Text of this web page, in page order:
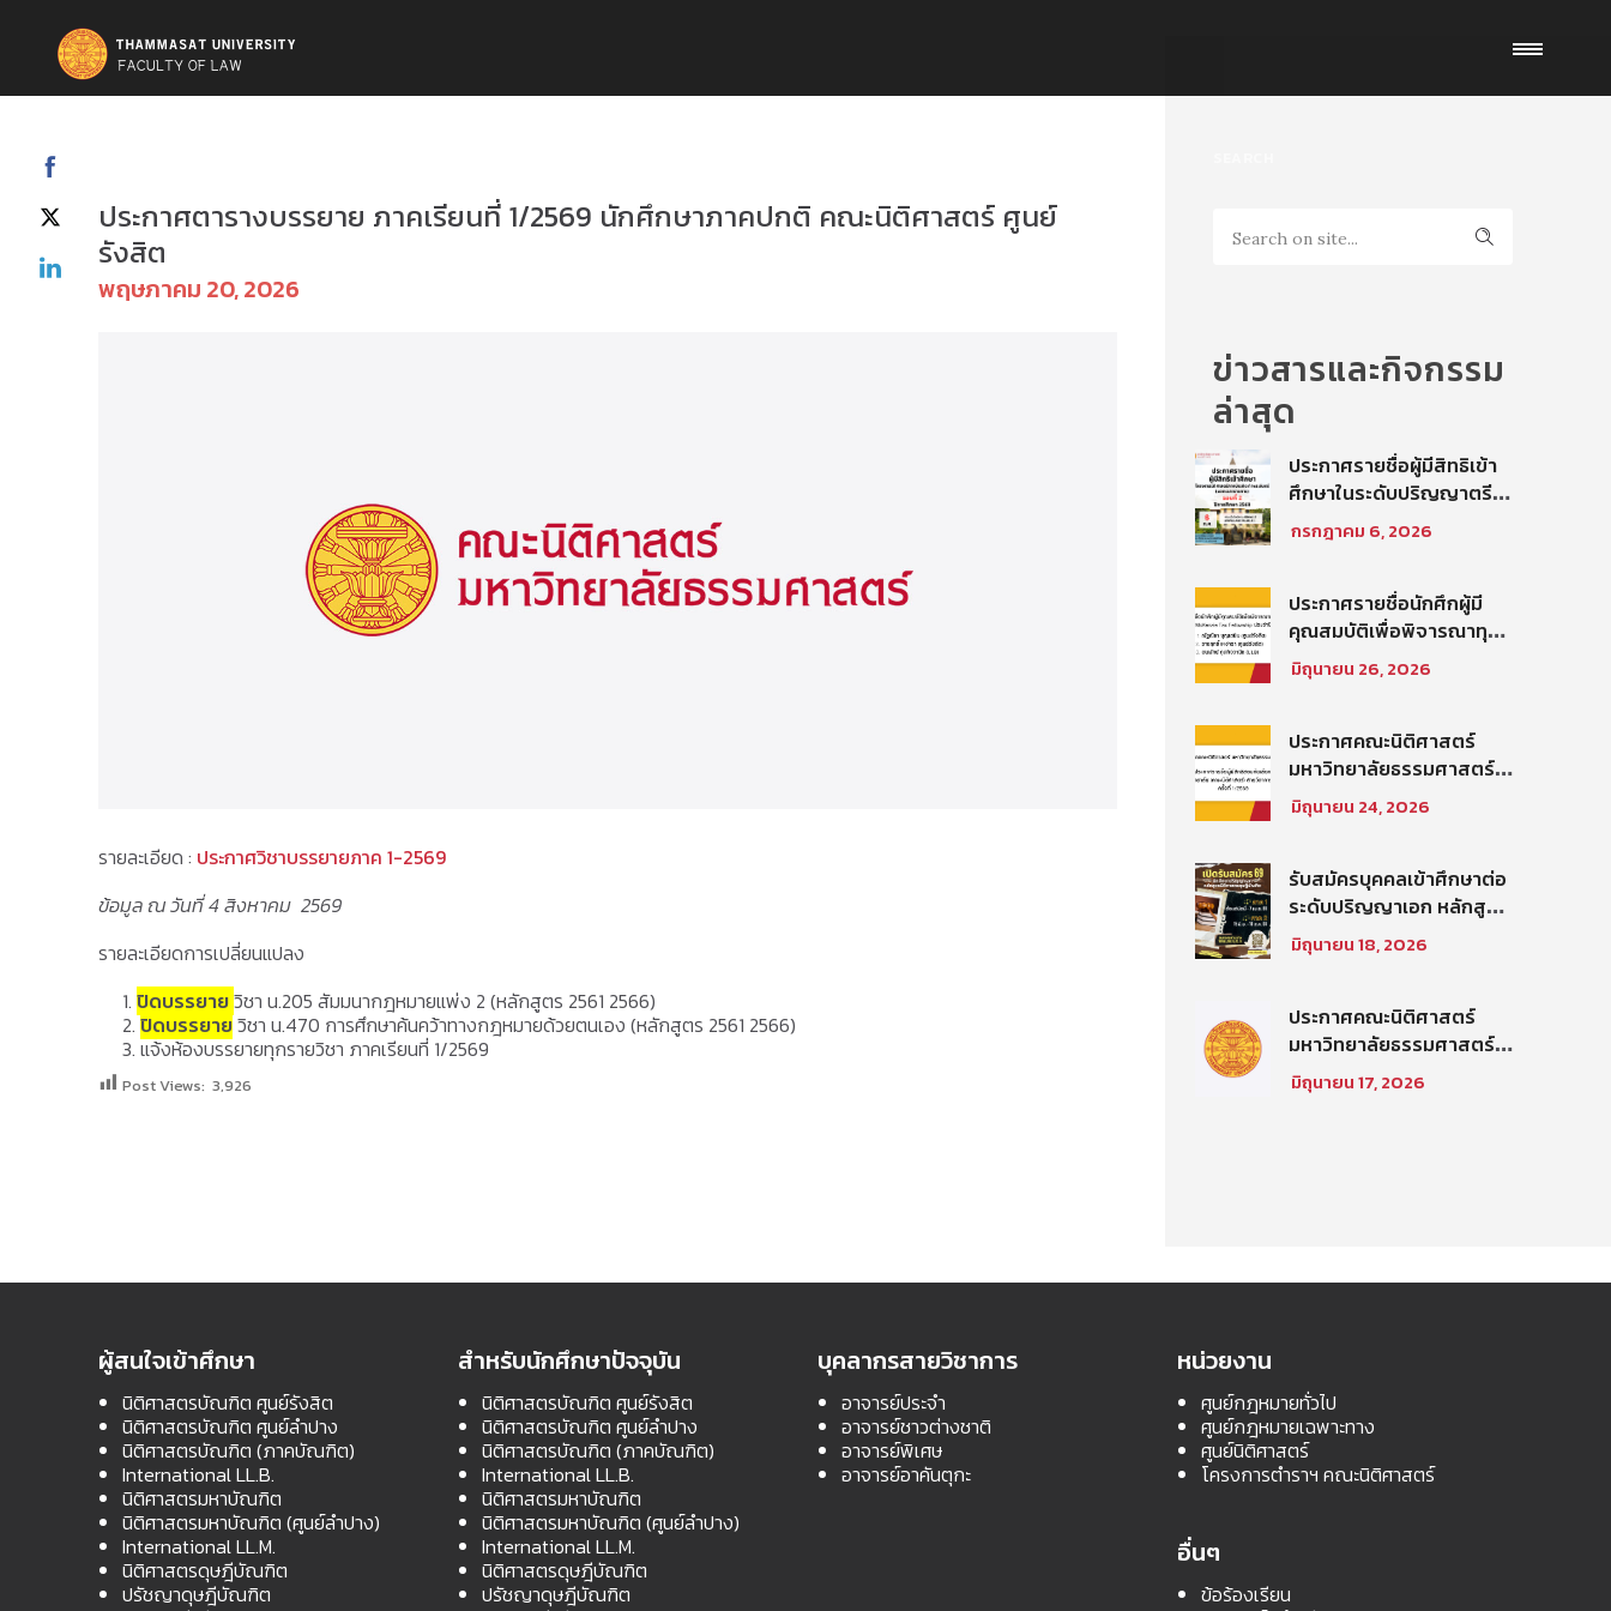
ประกาศตารางบรรยาย ภาคเรียนที่ 1/2569 นักศึกษาภาคปกติ คณะนิติศาสตร์ ศูนย์
รังสิต
พฤษภาคม 20, 2026
รายละเอียด : ประกาศวิชาบรรยายภาค 1-2569
ข้อมูล ณ วันที่ 4 สิงหาคม 2569
รายละเอียดการเปลี่ยนแปลง
ปิดบรรยายวิชา น.205 สัมมนากฎหมายแพ่ง 2 (หลักสูตร 2561 2566)
ปิดบรรยายวิชา น.470 การศึกษาค้นคว้าทางกฎหมายด้วยตนเอง (หลักสูตร 2561 2566)
แจ้งห้องบรรยายทุกรายวิชา ภาคเรียนที่ 1/2569
Post Views: 3,926
ข่าวสารและกิจกรรม
ล่าสุด
ประกาศรายชื่อผู้มีสิทธิเข้า
ศึกษาในระดับปริญญาตรี
โครงการนิติศาสตร์ภาค
บัณฑิต ท่าพระจันทร์ คณะ
ธรรมศาสตร์ ปีการศึกษา
2569 รอบที่ 2
กรกฎาคม 6, 2026
ประกาศรายชื่อนักศึกผู้มี
คุณสมบัติเพื่อพิจารณาทุน
โครงการ Thammasat–
Baker McKenzie Tax
ศึกษา 2569
มิถุนายน 26, 2026
ประกาศคณะนิติศาสตร์
มหาวิทยาลัยธรรมศาสตร์
เรื่อง ประกาศรายชื่อผู้มี
สิทธิสอบคัดเลือกให้เป็น
นิติศาสตร์) สายวิชาการ
ประเภทนักวิจัย ครั้งที่
1/2569
มิถุนายน 24, 2026
รับสมัครบุคคลเข้าศึกษาต่อ
ระดับปริญญาเอก หลักสูตร
นิติศาสตรดุษฎีบัณฑิต คณะ
นิติศาสตร์ มหาวิทยาลัย
การศึกษา ที่ 2 ปีการศึกษา
2569
มิถุนายน 18, 2026
ประกาศคณะนิติศาสตร์
มหาวิทยาลัยธรรมศาสตร์
เรื่อง รายชื่อผู้มีสิทธิสอบคัด
เลือกเพื่อเข้าศึกษาใน
มิถุนายน 17, 2026
ผู้สนใจเข้าศึกษา
นิติศาสตรบัณฑิต ศูนย์รังสิต
นิติศาสตรบัณฑิต ศูนย์ลำปาง
นิติศาสตรบัณฑิต (ภาคบัณฑิต)
International LL.B.
นิติศาสตรมหาบัณฑิต
นิติศาสตรมหาบัณฑิต (ศูนย์ลำปาง)
International LL.M.
นิติศาสตรดุษฎีบัณฑิต
ปรัชญาดุษฎีบัณฑิต
สำหรับนักศึกษาปัจจุบัน
นิติศาสตรบัณฑิต ศูนย์รังสิต
นิติศาสตรบัณฑิต ศูนย์ลำปาง
นิติศาสตรบัณฑิต (ภาคบัณฑิต)
International LL.B.
นิติศาสตรมหาบัณฑิต
นิติศาสตรมหาบัณฑิต (ศูนย์ลำปาง)
International LL.M.
นิติศาสตรดุษฎีบัณฑิต
ปรัชญาดุษฎีบัณฑิต
บุคลากรสายวิชาการ
อาจารย์ประจำ
อาจารย์ชาวต่างชาติ
อาจารย์พิเศษ
อาจารย์อาคันตุกะ
หน่วยงาน
ศูนย์กฎหมายทั่วไป
ศูนย์กฎหมายเฉพาะทาง
ศูนย์นิติศาสตร์
โครงการตำราฯ คณะนิติศาสตร์
อื่นๆ
ข้อร้องเรียน